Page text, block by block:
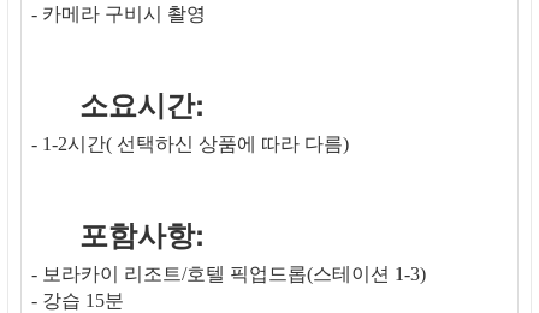
- 카메라 구비시 촬영
소요시간:
- 1-2시간( 선택하신 상품에 따라 다름)
포함사항:
- 보라카이 리조트/호텔 픽업드롭(스테이션 1-3)
- 강습 15분